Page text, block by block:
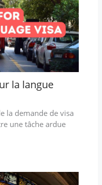
la langue
la demande de visa
une tâche ardue